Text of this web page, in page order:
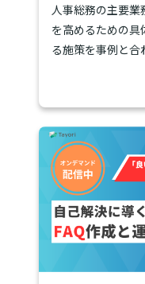
人事総務の主要
を高めるための
る施策を事例と合